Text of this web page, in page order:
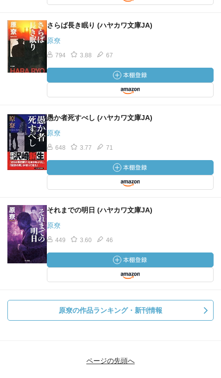
さらば長き眠り (ハヤカワ文庫JA)
原尞
794 3.88 67
愚か者死すべし (ハヤカワ文庫JA)
原尞
648 3.77 71
それまでの明日 (ハヤカワ文庫JA)
原尞
449 3.60 46
原尞の作品ランキング・新刊情報
ページの先頭へ